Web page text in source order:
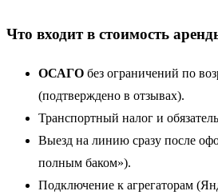
Что входит в стоимость
ОСАГО без ограничений по
(подтверждено в отзывах).
Транспортный налог и
Выезд на линию сразу после
полным баком»).
Подключение к агрегаторам